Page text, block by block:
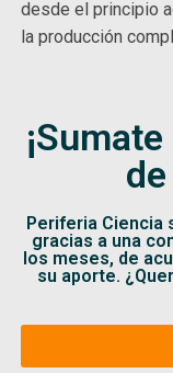
desde el principio
la producción
Periferia Ciencia
gracias a una
los meses, de
su aporte.